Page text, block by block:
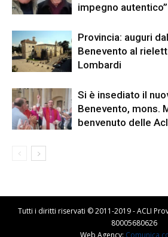
impegno autentico”
Provincia: auguri
Benevento al
Lombardi
Si è insediato il
Benevento, mons.
benvenuto delle
Tutti i diritti riservati © 2011-2019 - ACLI
80005680626
Web Agency: Comunica